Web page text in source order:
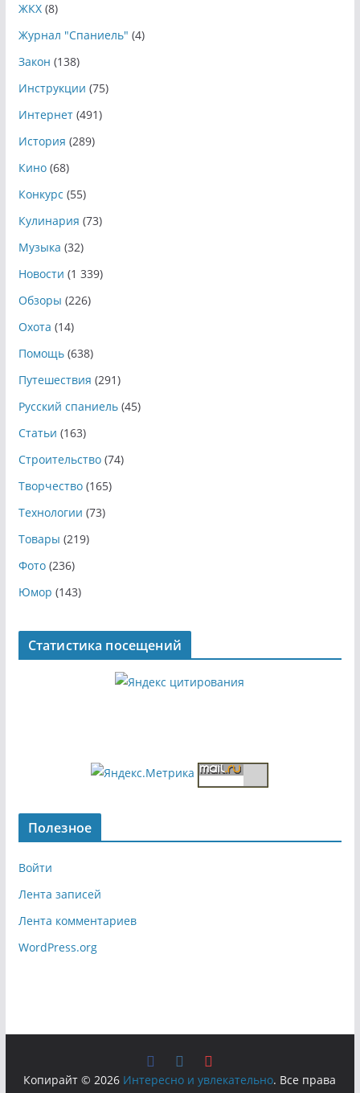
ЖКХ(8)
Журнал "Спаниель" (4)
Закон (138)
Инструкции (75)
Интернет(491)
История (289)
Кино(68)
Конкурс (55)
Кулинария (73)
Музыка (32)
Новости (1 339)
Обзоры (226)
Охота (14)
Помощь(638)
Путешествия (291)
Русский спаниель(45)
Статьи (163)
Строительство(74)
Творчество(165)
Технологии (73)
Товары (219)
Фото(236)
Юмор (143)
Статистика посещений
Полезное
Войти
Лента записей
Лента комментариев
WordPress.org
Копирайт © 2026 Интересно и увлекательно. Все права